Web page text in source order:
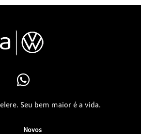
Seu bem maior é a vida.
Novos